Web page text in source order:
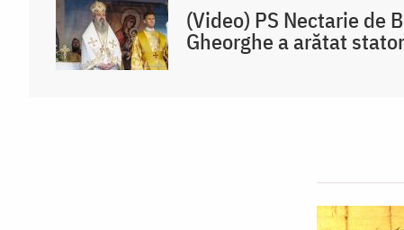
(Video) PS Nectarie de
Gheorghe a arătat